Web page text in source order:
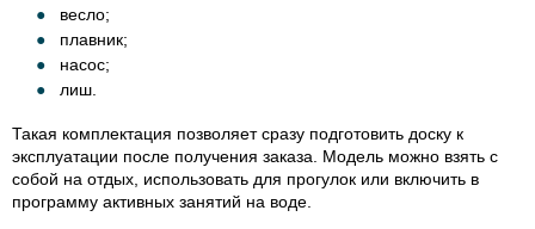
весло;
плавник;
насос;
лиш.
Такая комплектация позволяет сразу подготовить доску к
эксплуатации после получения заказа. Модель можно взять с
собой на отдых, использовать для прогулок или включить в
программу активных занятий на воде.